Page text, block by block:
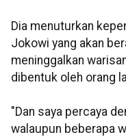
Dia menuturkan
Jokowi yang akan
meninggalkan
dibentuk oleh orang
"Dan saya percaya
walaupun beberapa